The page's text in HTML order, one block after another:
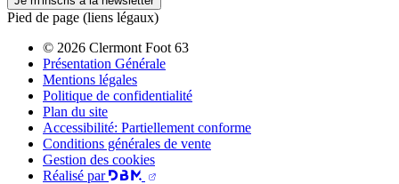
Pied de page (liens légaux)
© 2026 Clermont Foot 63
Présentation Générale
Mentions légales
Politique de confidentialité
Plan du site
Accessibilité: Partiellement conforme
Conditions générales de vente
Gestion des cookies
Réalisé par